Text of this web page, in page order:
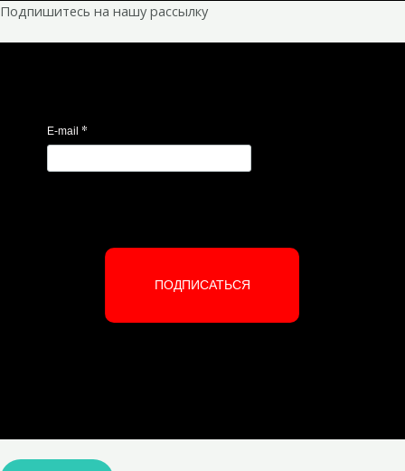
Подпишитесь на нашу рассылку
E-mail *
ПОДПИСАТЬСЯ